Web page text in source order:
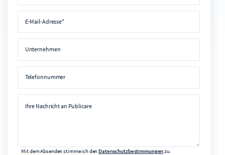
E-Mail-Adresse*
Unternehmen
Telefonnummer
Ihre Nachricht an Publicare
Mit dem Absenden stimme ich denDatenschutzbestimmungenzu.